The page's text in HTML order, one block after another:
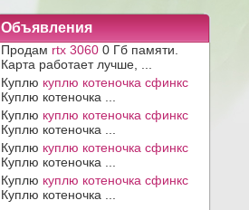
Объявления
Продам rtx 3060 0 Гб памяти.
Карта работает лучше, ...
Куплю куплю котеночка сфинкс
Куплю котеночка ...
Куплю куплю котеночка сфинкс
Куплю котеночка ...
Куплю куплю котеночка сфинкс
Куплю котеночка ...
Куплю куплю котеночка сфинкс
Куплю котеночка ...